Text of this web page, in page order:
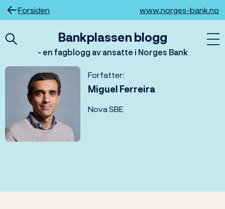
Hopp
til
Forsiden www.norges-bank.no
Bankplassen blogg
- en fagblogg av ansatte i Norges Bank
Forfatter:
Miguel Ferreira
Nova SBE